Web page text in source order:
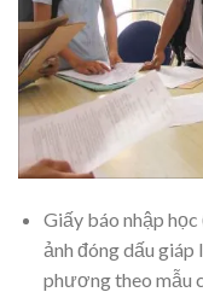
Giấy báo nhập
ảnh đóng dấu giáp
phương theo mẫu